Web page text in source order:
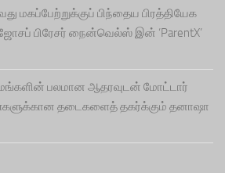
மகப்பேற்றுக்குப் பிந்தைய பிரத்தியேக
ஜோசப் பிரேசர் நைன்வெல்ஸ் இன் ‘ParentX’
பலமான ஆதரவுடன் மோட்டார்
தடைகளைத் தகர்க்கும் தனாஷா